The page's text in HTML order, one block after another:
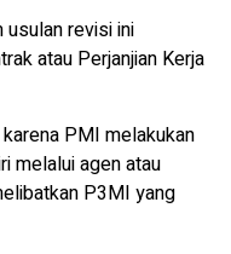
usulan revisi ini
atau Perjanjian Kerja
PMI melakukan
melalui agen atau
P3MI yang